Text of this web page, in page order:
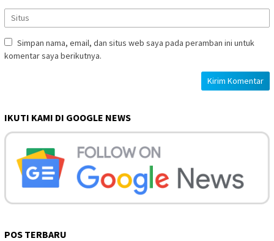
Simpan nama, email, dan situs web saya pada peramban ini untuk
komentar saya berikutnya.
IKUTI KAMI DI GOOGLE NEWS
POS TERBARU